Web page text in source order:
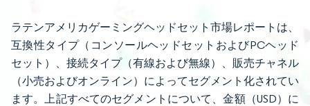
ラテンアメリカゲーミングヘッドセット市場レポートは、
互換性タイプ（コンソールヘッドセットおよびPCヘッド
セット）、接続タイプ（有線および無線）、販売チャネル
（小売およびオンライン）によってセグメント化されてい
ます。上記すべてのセグメントについて、金額（USD）に